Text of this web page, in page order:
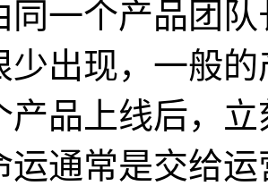
同一个产品团
少出现，一般
产品上线后，
运通常是交给